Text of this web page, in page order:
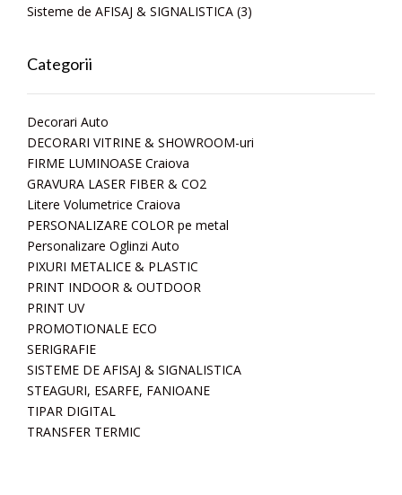
Sisteme de AFISAJ & SIGNALISTICA (3)
Categorii
Decorari Auto
DECORARI VITRINE & SHOWROOM-uri
FIRME LUMINOASE Craiova
GRAVURA LASER FIBER & CO2
Litere Volumetrice Craiova
PERSONALIZARE COLOR pe metal
Personalizare Oglinzi Auto
PIXURI METALICE & PLASTIC
PRINT INDOOR & OUTDOOR
PRINT UV
PROMOTIONALE ECO
SERIGRAFIE
SISTEME DE AFISAJ & SIGNALISTICA
STEAGURI, ESARFE, FANIOANE
TIPAR DIGITAL
TRANSFER TERMIC